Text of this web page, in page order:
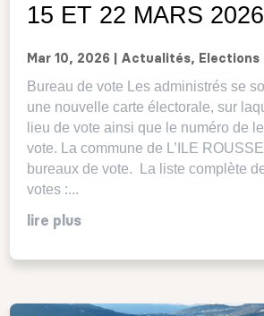
15 ET 22 MARS 2026
Mar 10, 2026 Actualités, Elections
Bureau de vote Les administrés se
une nouvelle carte électorale, sur
lieu de vote ainsi que le numéro de
vote. La commune de L’ILE
bureaux de vote. La liste complète
votes :...
lire plus